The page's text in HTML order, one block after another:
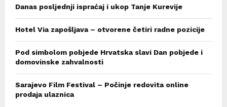
Danas posljednji ispraćaj i ukop Tanje Kurevije
Hotel Via zapošljava – otvorene četiri radne pozicije
Pod simbolom pobjede Hrvatska slavi Dan pobjede i
domovinske zahvalnosti
Sarajevo Film Festival – Počinje redovita online
prodaja ulaznica